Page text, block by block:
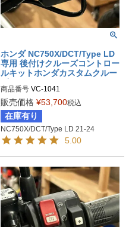
ホンダ NC750X/DCT/Type LD
専用 後付けクルーズコントロー
ルキットホンダカスタムクルー
商品番号 VC-1041
M型番：1041
販売価格 ¥53,700税込
在庫有り
NC750X/DCT/Type LD 21-24
5.00